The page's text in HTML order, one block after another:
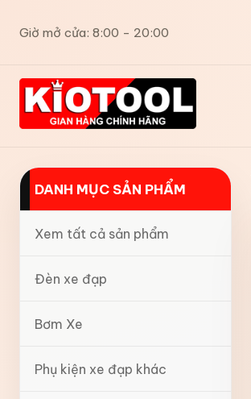
Giờ mở cửa: 8:00 - 20:00
DANH MỤC SẢN PHẨM
Xem tất cả sản phẩm
Đèn xe đạp
Bơm Xe
Phụ kiện xe đạp khác